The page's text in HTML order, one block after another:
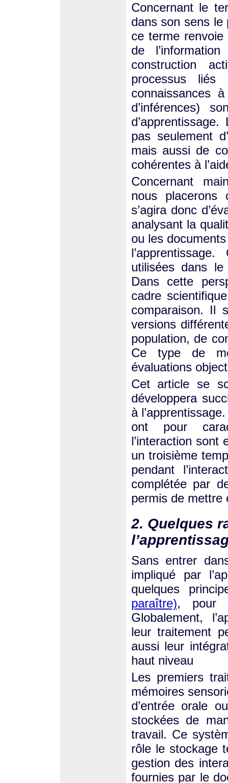
Concernant le
dans son sens le
ce terme renvoie
de
construction
processus
connaissances
d’inférences)
pas seulement
mais aussi de
cohérentes à
Concernant
nous placerons
s’agira donc
analysant la
ou les
utilisées dans le
Dans cette
cadre
comparaison. Il
versions
population, de
Ce type de
évaluations
Cet article se
développera
à
ont pour
l’interaction sont
un troisième
pendant
complétée par
permis de mettre
2. Quelques
Sans entrer
impliqué par
quelques
paraître), pour
Globalement,
leur traitement
aussi leur
haut niveau
Les premiers
mémoires
d’entrée orale
stockées de
travail. Ce
rôle le stockage
gestion des
fournies par le